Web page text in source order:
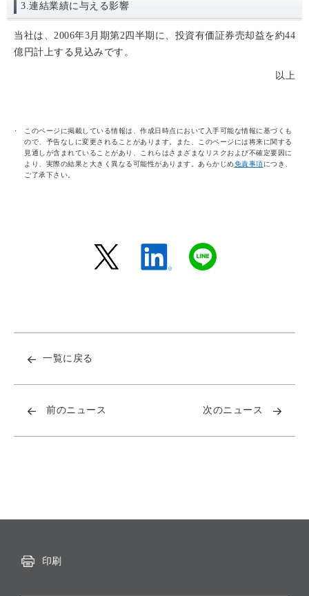
3.連結業績に与える影響
当社は、2006年3月期第2四半期に、投資有価証券売却益を約44
億円計上する見込みです。
以上
このページに掲載している情報は、作成日時点において入手可能な情報に基づくも
ので、予告なしに変更されることがあります。また、このページには将来に関する
見通しが含まれていることがあり、これらはさまざまなリスクおよび不確定要因に
より、実際の結果と大きく異なる可能性があります。あらかじめ免責事項につき、
ご了承下さい。
一覧に戻る
前のニュース 次のニュース
印刷